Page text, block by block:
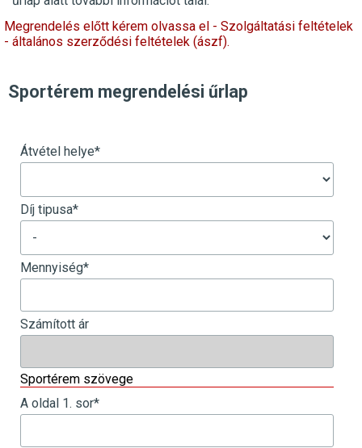
Megrendelés előtt kérem olvassa el - Szolgáltatási feltételek
- általános szerződési feltételek (ászf).
Sportérem megrendelési űrlap
Átvétel helye*
Díj tipusa*
Mennyiség*
Számított ár
Sportérem szövege
A oldal 1. sor*